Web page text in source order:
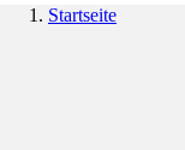
Startseite